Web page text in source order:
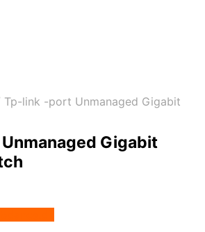
Tp-link -port Unmanaged Gigabit
Gigabit